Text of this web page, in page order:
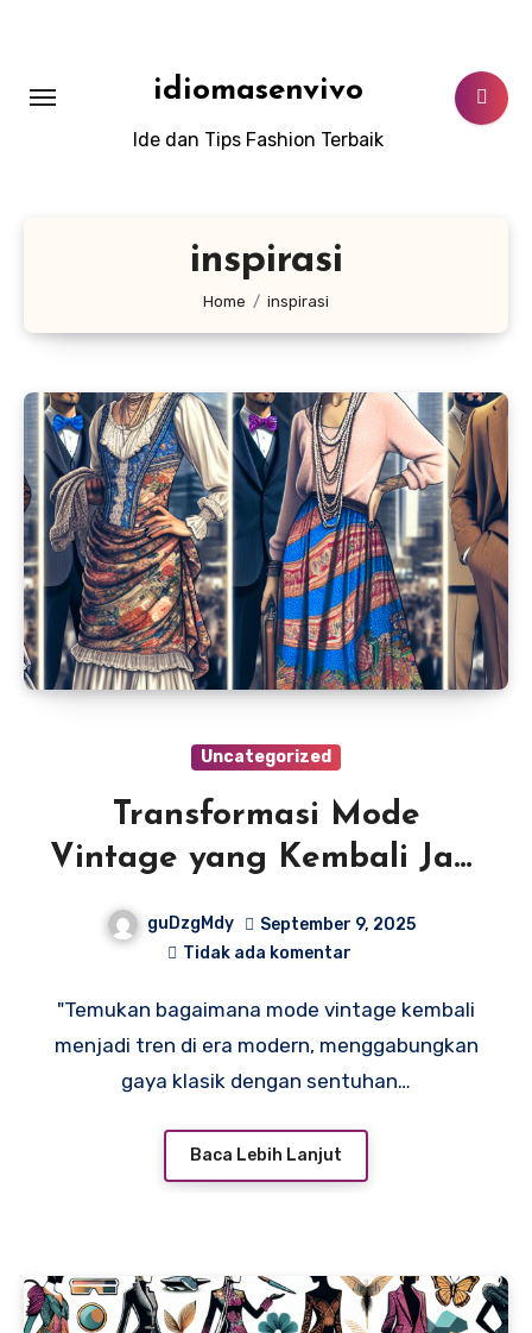
idiomasenvivo
Ide dan Tips Fashion Terbaik
inspirasi
Home inspirasi
Uncategorized
Transformasi Mode
Vintage yang Kembali Jadi
Hits di Era Modern
guDzgMdy
September 9, 2025
Tidak ada komentar
"Temukan bagaimana mode vintage kembali
menjadi tren di era modern, menggabungkan
gaya klasik dengan sentuhan…
Baca Lebih Lanjut